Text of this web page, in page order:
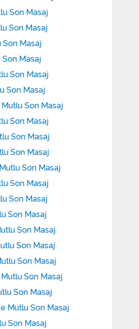
Son Masaj
Son Masaj
Son Masaj
Son Masaj
Son Masaj
Son Masaj
Son Masaj
Son Masaj
Son Masaj
Son Masaj
Son Masaj
Son Masaj
Son Masaj
Son Masaj
Son Masaj
Son Masaj
Son Masaj
Son Masaj
Son Masaj
Mutlu Son Masaj
Son Masaj